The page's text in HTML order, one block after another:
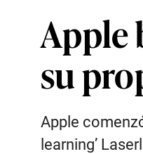
Apple
su
Apple
learning’